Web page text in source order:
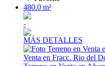
480.0 m²
-
MÁS DETALLES